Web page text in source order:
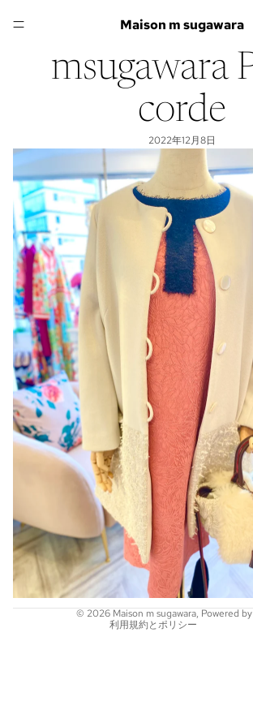
Maison m sugawara
msugawara
corde
2022年12月8日
© 2026 Maison m sugawara, Powered
利用規約とポリシー
プライバシーポリシー
特定商取引法に基づく表記